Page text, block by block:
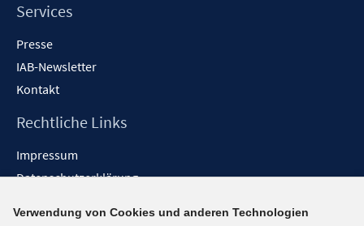
Services
Presse
IAB-Newsletter
Kontakt
Rechtliche Links
Impressum
Datenschutzerklärung
Barrieren melden
Verwendung von Cookies und anderen Technologien